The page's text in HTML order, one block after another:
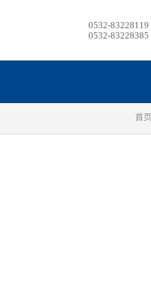
0532-83228119
0532-83228385
首页